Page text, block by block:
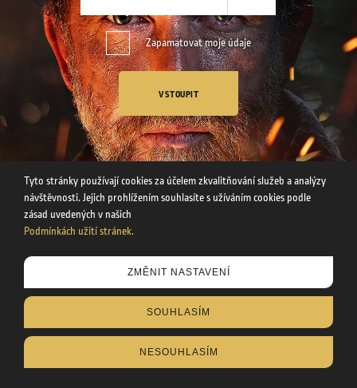
Zapamatovat moje údaje
VSTOUPIT
Tyto stránky používají cookies za účelem zkvalitňování služeb a
užíváním cookies podle zásad uvedených v našich
Podmínkách užití stránek
Tyto stránky používají cookies za účelem zkvalitňování služeb a analýzy
návštěvnosti. Jejich prohlížením souhlasíte s užíváním cookies podle
zásad uvedených v našich
Podmínkách užití stránek.
ZMĚNIT NASTAVENÍ
SOUHLASÍM
NESOUHLASÍM